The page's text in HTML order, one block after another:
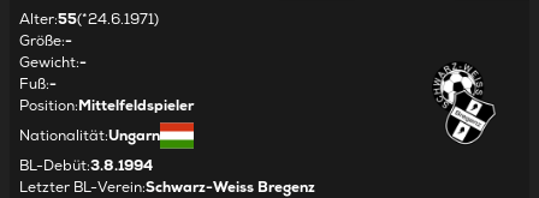
Alter:55(*24.6.1971)
Größe:-
Gewicht:-
Fuß:-
Position:Mittelfeldspieler
Nationalität:Ungarn
BL-Debüt:3.8.1994
Letzter BL-Verein:Schwarz-Weiss Bregenz